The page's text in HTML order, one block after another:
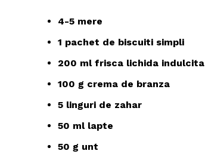
4-5 mere
1 pachet de biscuiti simpli
200 ml frisca lichida indulcita
100 g crema de branza
5 linguri de zahar
50 ml lapte
50 g unt